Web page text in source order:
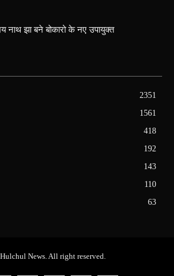
झा बने बोकारो के नए उपायुक्त
2351
1561
418
192
143
110
63
News. All right reserved.